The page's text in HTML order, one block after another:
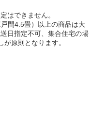
はできません。
間4.5畳）以上の商品は大
日指定不可、集合住宅の場
が原則となります。